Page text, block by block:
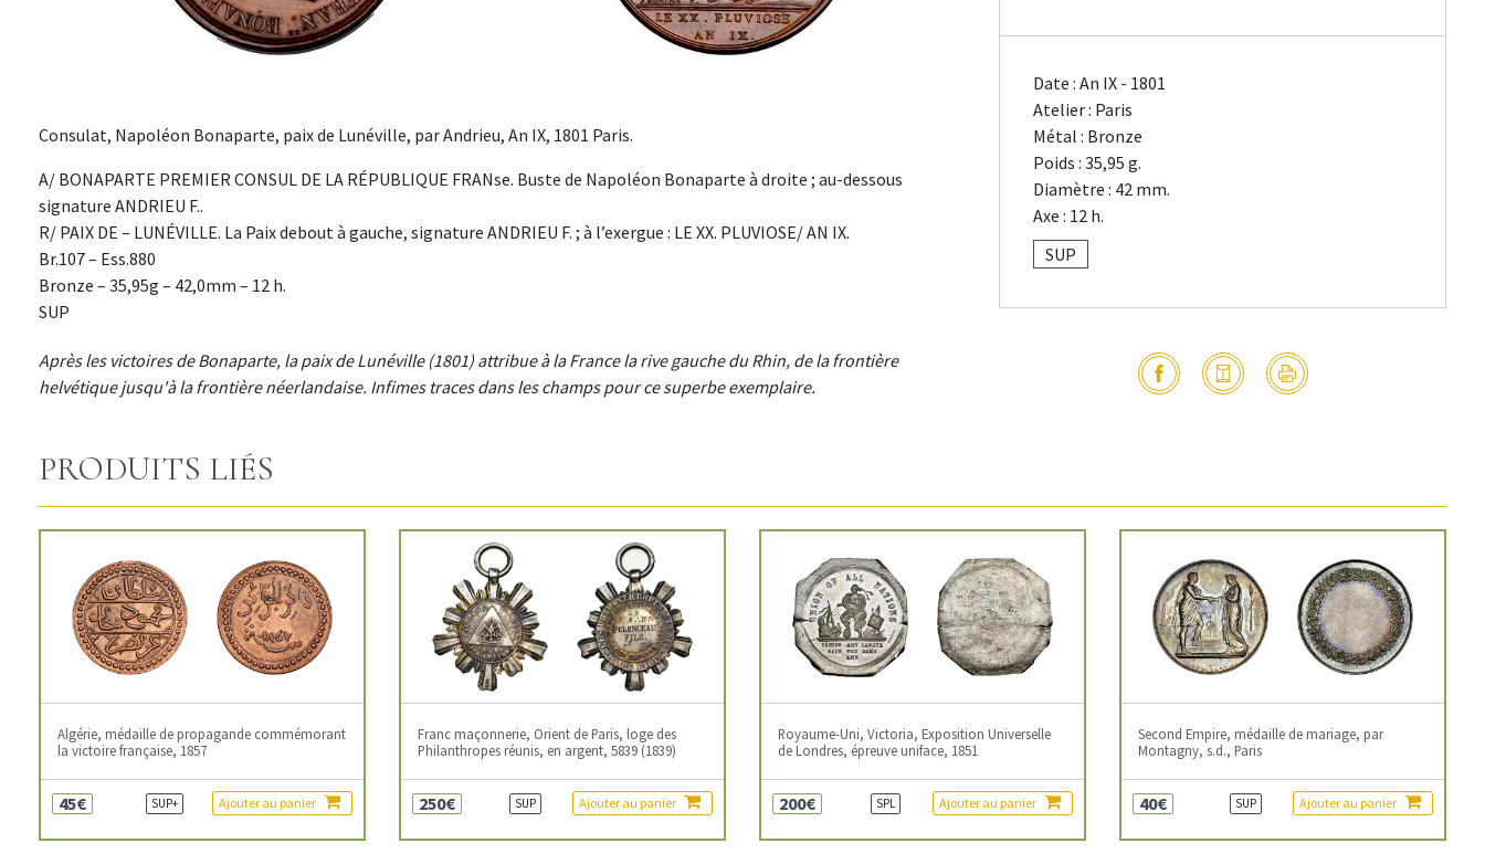
Consulat, Napoléon Bonaparte, paix de Lunéville, par Andrieu, An IX, 1801 Paris.
A/ BONAPARTE PREMIER CONSUL DE LA RÉPUBLIQUE FRANse. Buste de Napoléon Bonaparte à droite ; au-dessous
signature ANDRIEU F..
R/ PAIX DE – LUNÉVILLE. La Paix debout à gauche, signature ANDRIEU F. ; à l’exergue : LE XX. PLUVIOSE/ AN IX.
Br.107 – Ess.880
Bronze – 35,95g – 42,0mm – 12 h.
SUP
Après les victoires de Bonaparte, la paix de Lunéville (1801) attribue à la France la rive gauche du Rhin, de la frontière
helvétique jusqu'à la frontière néerlandaise. Infimes traces dans les champs pour ce superbe exemplaire.
Date : An IX - 1801
Atelier : Paris
Métal : Bronze
Poids : 35,95 g.
Diamètre : 42 mm.
Axe : 12 h.
SUP
PRODUITS LIÉS
Algérie, médaille de propagande commémorant
la victoire française, 1857
45€ SUP+ Ajouter au panier
Franc maçonnerie, Orient de Paris, loge des
Philanthropes réunis, en argent, 5839 (1839)
250€ SUP Ajouter au panier
Royaume-Uni, Victoria, Exposition Universelle
de Londres, épreuve uniface, 1851
200€ SPL Ajouter au panier
Second Empire, médaille de mariage, par
Montagny, s.d., Paris
40€ SUP Ajouter au panier